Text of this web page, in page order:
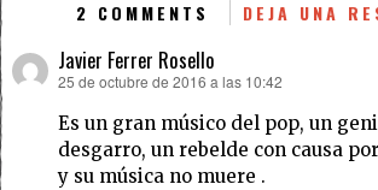
2 COMMENTS DEJA UNA
Javier Ferrer Rosello
dice:
25 de octubre de 2016 a las 10:42
Es un gran músico del pop, un
desgarro, un rebelde con causa
y su música no muere .